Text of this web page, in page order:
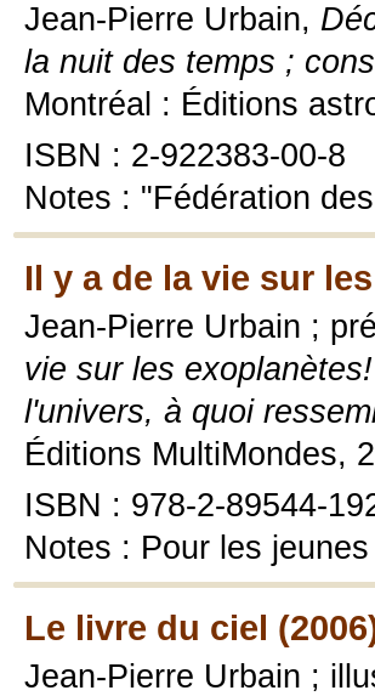
Jean-Pierre Urbain,
la nuit des temps ;
Montréal : Éditions
ISBN : 2-922383-00-8
Notes : "Fédération
Il y a de la vie sur
Jean-Pierre Urbain ;
vie sur les
l'univers, à quoi
Éditions MultiMondes,
ISBN : 978-2-89544-
Notes : Pour les
Le livre du ciel
Jean-Pierre Urbain ;